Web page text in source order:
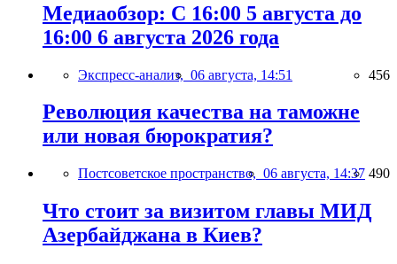
Медиаобзор: С 16:00 5 августа до
16:00 6 августа 2026 года
Экспресс-анализ, 06 августа, 14:51 456
Революция качества на таможне
или новая бюрократия?
Постсоветское пространство, 06 августа, 14:37 490
Что стоит за визитом главы МИД
Азербайджана в Киев?